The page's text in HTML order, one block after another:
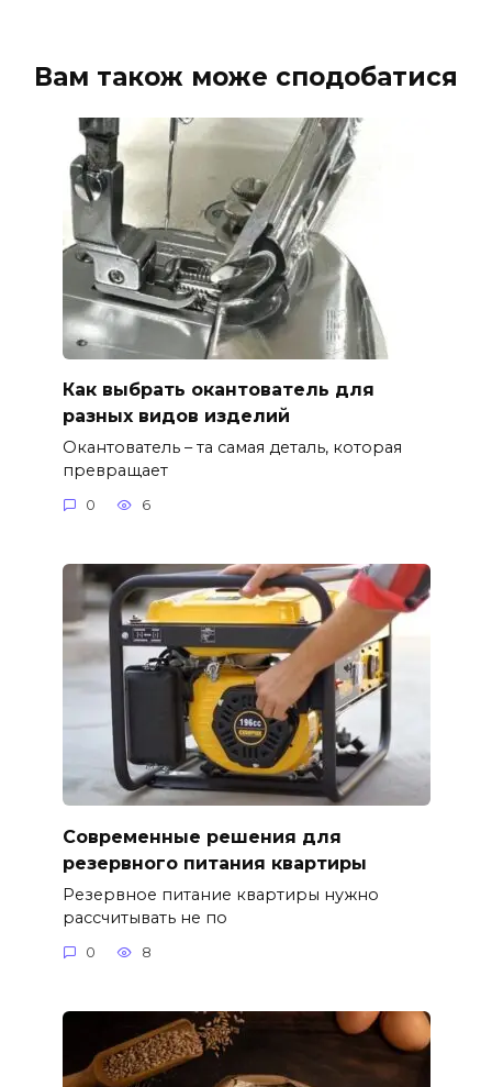
Вам також може сподобатися
Как выбрать окантователь для
разных видов изделий
Окантователь – та самая деталь, которая
превращает
0 6
Современные решения для
резервного питания квартиры
Резервное питание квартиры нужно
рассчитывать не по
0 8